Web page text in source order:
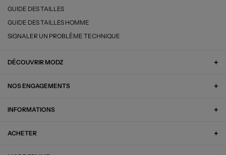
GUIDE DES TAILLES
GUIDE DES TAILLES HOMME
SIGNALER UN PROBLÈME TECHNIQUE
DÉCOUVRIR MODZ
NOS ENGAGEMENTS
INFORMATIONS
ACHETER